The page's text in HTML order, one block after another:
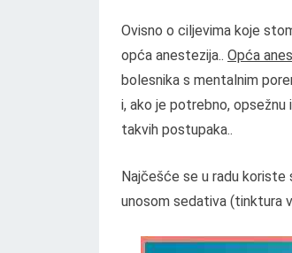
Ovisno o ciljevima koje
opća anestezija.. Opća
bolesnika s mentalnim
i, ako je potrebno,
takvih postupaka..
Najčešće se u radu
unosom sedativa (tinktura